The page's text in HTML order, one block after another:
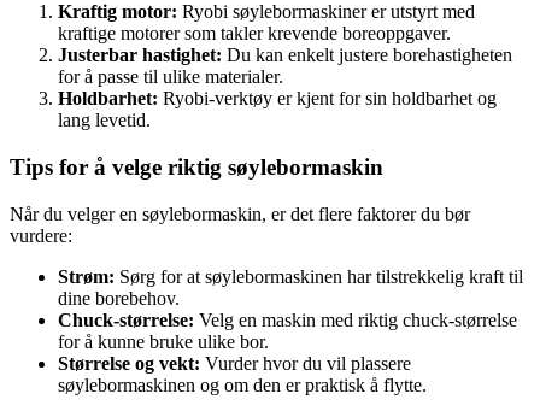
Kraftig motor: Ryobi søylebormaskiner er utstyrt med
kraftige motorer som takler krevende boreoppgaver.
Justerbar hastighet: Du kan enkelt justere borehastigheten
for å passe til ulike materialer.
Holdbarhet: Ryobi-verktøy er kjent for sin holdbarhet og
lang levetid.
Tips for å velge riktig søylebormaskin
Når du velger en søylebormaskin, er det flere faktorer du bør
vurdere:
Strøm: Sørg for at søylebormaskinen har tilstrekkelig kraft til
dine borebehov.
Chuck-størrelse: Velg en maskin med riktig chuck-størrelse
for å kunne bruke ulike bor.
Størrelse og vekt: Vurder hvor du vil plassere
søylebormaskinen og om den er praktisk å flytte.